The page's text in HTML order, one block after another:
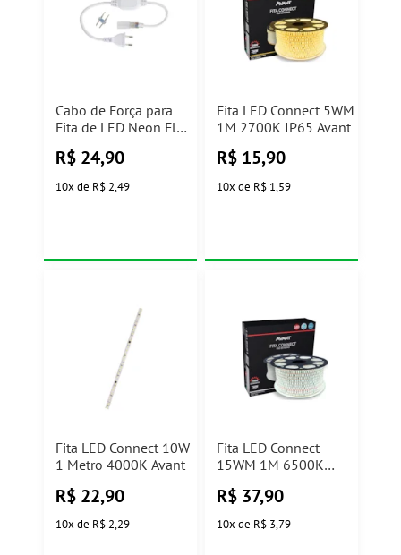
Cabo de Força para
Fita de LED Neon Flex
R$ 24,90
10x de R$ 2,49
Fita LED Connect 5WM
1M 2700K IP65 Avant
R$ 15,90
10x de R$ 1,59
Fita LED Connect 10W
1 Metro 4000K Avant
R$ 22,90
10x de R$ 2,29
Fita LED Connect
15WM 1M 6500K
R$ 37,90
10x de R$ 3,79